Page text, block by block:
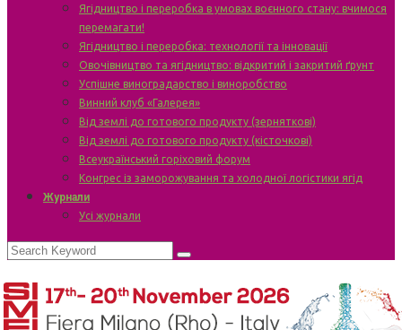
Ягідництво і переробка в умовах воєнного стану: вчимося
перемагати!
Ягідництво і переробка: технології та інновації
Овочівництво та ягідництво: відкритий і закритий ґрунт
Успішне виноградарство і виноробство
Винний клуб «Галерея»
Від землі до готового продукту (зерняткові)
Від землі до готового продукту (кісточкові)
Всеукраїнський горіховий форум
Конгрес із заморожування та холодної логістики ягід
Журнали
Усі журнали